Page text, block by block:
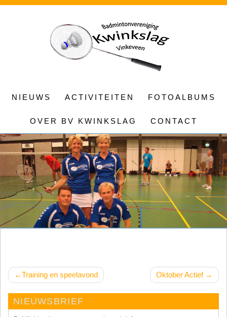
NIEUWS ACTIVITEITEN FOTOALBUMS
OVER BV KWINKSLAG CONTACT
Bericht
navigatie
Training en speelavond Oktober Actief
NIEUWSBRIEF